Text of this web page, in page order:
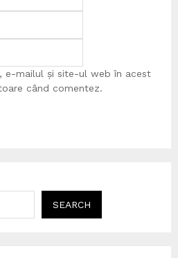
e-mailul și site-ul web în acest
când comentez.
SEARCH